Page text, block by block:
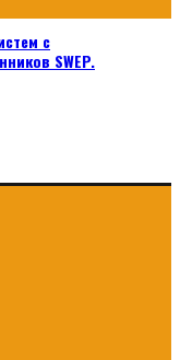
с
SWEP.